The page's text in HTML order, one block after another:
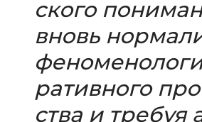
ского
вновь
ра­тив­ного
ства и тре­буя